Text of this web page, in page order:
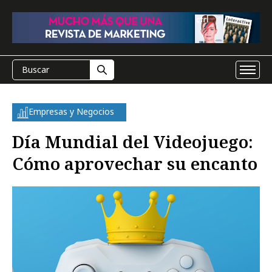
Empresas y Negocios
Día Mundial del Videojuego:
Cómo aprovechar su encanto